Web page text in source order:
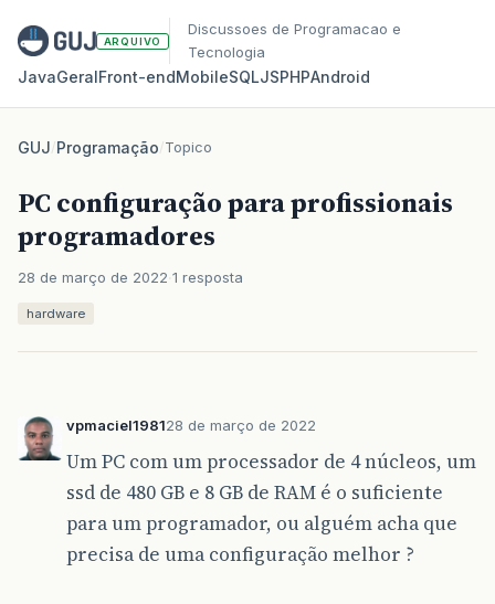
ARQUIVO
Discussoes de Programacao e
Tecnologia
JavaGeralFront‑endMobileSQLJSPHPAndroid
GUJ/Programação/Topico
PC configuração para profissionais
programadores
28 de março de 2022 1 resposta
hardware
vpmaciel198128 de março de 2022
Um PC com um processador de 4 núcleos, um
ssd de 480 GB e 8 GB de RAM é o suficiente
para um programador, ou alguém acha que
precisa de uma configuração melhor ?